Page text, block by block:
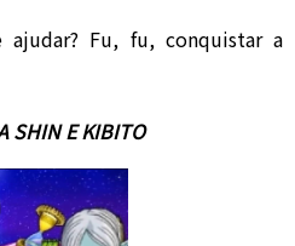
ajudar? Fu, fu, conquistar a
SHIN E KIBITO